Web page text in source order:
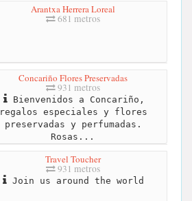
Arantxa Herrera Loreal
681 metros
Concariño Flores Preservadas
931 metros
Bienvenidos a Concariño,
regalos especiales y flores
preservadas y perfumadas.
Rosas...
Travel Toucher
931 metros
Join us around the world